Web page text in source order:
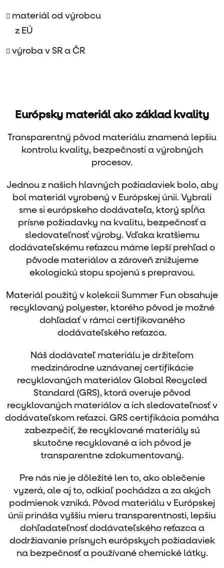
materiál od výrobcu
z EÚ
výroba v SR a ČR
Európsky materiál ako základ kvality
Transparentný pôvod materiálu znamená lepšiu
kontrolu kvality, bezpečnosti a výrobných
procesov.
Jednou z našich hlavných požiadaviek bolo, aby
bol materiál vyrobený v Európskej únii. Vybrali
sme si európskeho dodávateľa, ktorý spĺňa
prísne požiadavky na kvalitu, bezpečnosť a
sledovateľnosť výroby. Vďaka kratšiemu
dodávateľskému reťazcu máme lepší prehľad o
pôvode materiálov a zároveň znižujeme
ekologickú stopu spojenú s prepravou.
Materiál použitý v kolekcii Summer Fun obsahuje
recyklovaný polyester, ktorého pôvod je možné
dohľadať v rámci certifikovaného
dodávateľského reťazca.
Náš dodávateľ materiálu je držiteľom
medzinárodne uznávanej certifikácie
recyklovaných materiálov Global Recycled
Standard (GRS), ktorá overuje pôvod
recyklovaných materiálov a ich sledovateľnosť v
dodávateľskom reťazci. GRS certifikácia pomáha
zabezpečiť, že recyklované materiály sú
skutočne recyklované a ich pôvod je
transparentne zdokumentovaný.
Pre nás nie je dôležité len to, ako oblečenie
vyzerá, ale aj to, odkiaľ pochádza a za akých
podmienok vzniká. Pôvod materiálu v Európskej
únii prináša vyššiu mieru transparentnosti, lepšiu
dohľadateľnosť dodávateľského reťazca a
dodržiavanie prísnych európskych požiadaviek
na bezpečnosť a používané chemické látky.